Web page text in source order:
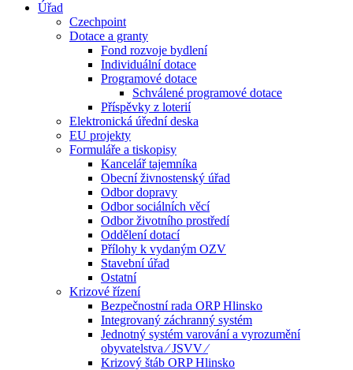
Úřad
Czechpoint
Dotace a granty
Fond rozvoje bydlení
Individuální dotace
Programové dotace
Schválené programové dotace
Příspěvky z loterií
Elektronická úřední deska
EU projekty
Formuláře a tiskopisy
Kancelář tajemníka
Obecní živnostenský úřad
Odbor dopravy
Odbor sociálních věcí
Odbor životního prostředí
Oddělení dotací
Přílohy k vydaným OZV
Stavební úřad
Ostatní
Krizové řízení
Bezpečnostní rada ORP Hlinsko
Integrovaný záchranný systém
Jednotný systém varování a vyrozumění
obyvatelstva ⁄ JSVV ⁄
Krizový štáb ORP Hlinsko